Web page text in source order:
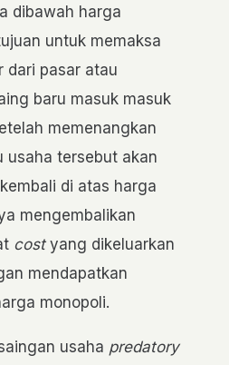
dibawah harga
untuk memaksa
dari pasar atau
baru masuk masuk
memenangkan
usaha tersebut akan
di atas harga
mengembalikan
cost yang dikeluarkan
mendapatkan
monopoli.
usaha predatory